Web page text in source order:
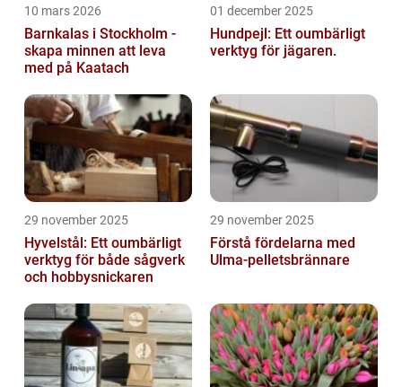
10 mars 2026
Barnkalas i Stockholm -
skapa minnen att leva
med på Kaatach
01 december 2025
Hundpejl: Ett oumbärligt
verktyg för jägaren.
29 november 2025
Hyvelstål: Ett oumbärligt
verktyg för både sågverk
och hobbysnickaren
29 november 2025
Förstå fördelarna med
Ulma-pelletsbrännare